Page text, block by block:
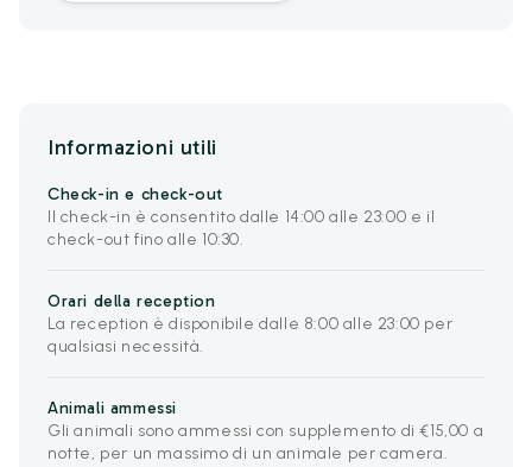
Informazioni utili
Check-in e check-out
Il check-in è consentito dalle 14:00 alle 23:00 e il
check-out fino alle 10:30.
Orari della reception
La reception è disponibile dalle 8:00 alle 23:00 per
qualsiasi necessità.
Animali ammessi
Gli animali sono ammessi con supplemento di €15,00 a
notte, per un massimo di un animale per camera.